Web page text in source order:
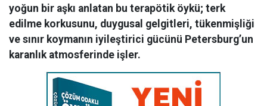
yoğun bir aşkı anlatan bu terapötik öykü; terk
edilme korkusunu, duygusal gelgitleri, tükenmişliği
ve sınır koymanın iyileştirici gücünü Petersburg’un
karanlık atmosferinde işler.